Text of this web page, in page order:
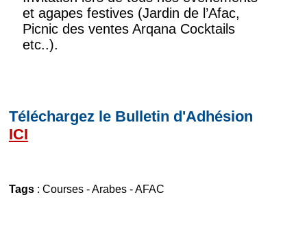
et agapes festives (Jardin de l’Afac,
Picnic des ventes Arqana Cocktails
etc..).
Téléchargez le Bulletin d'Adhésion
ICI
Tags: Courses-Arabes-AFAC